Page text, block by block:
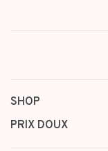
SHOP
PRIX DOUX